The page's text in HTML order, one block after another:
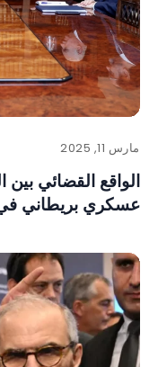
مارس 11, 2025
الواقع القضائي
عسكري بريطاني في